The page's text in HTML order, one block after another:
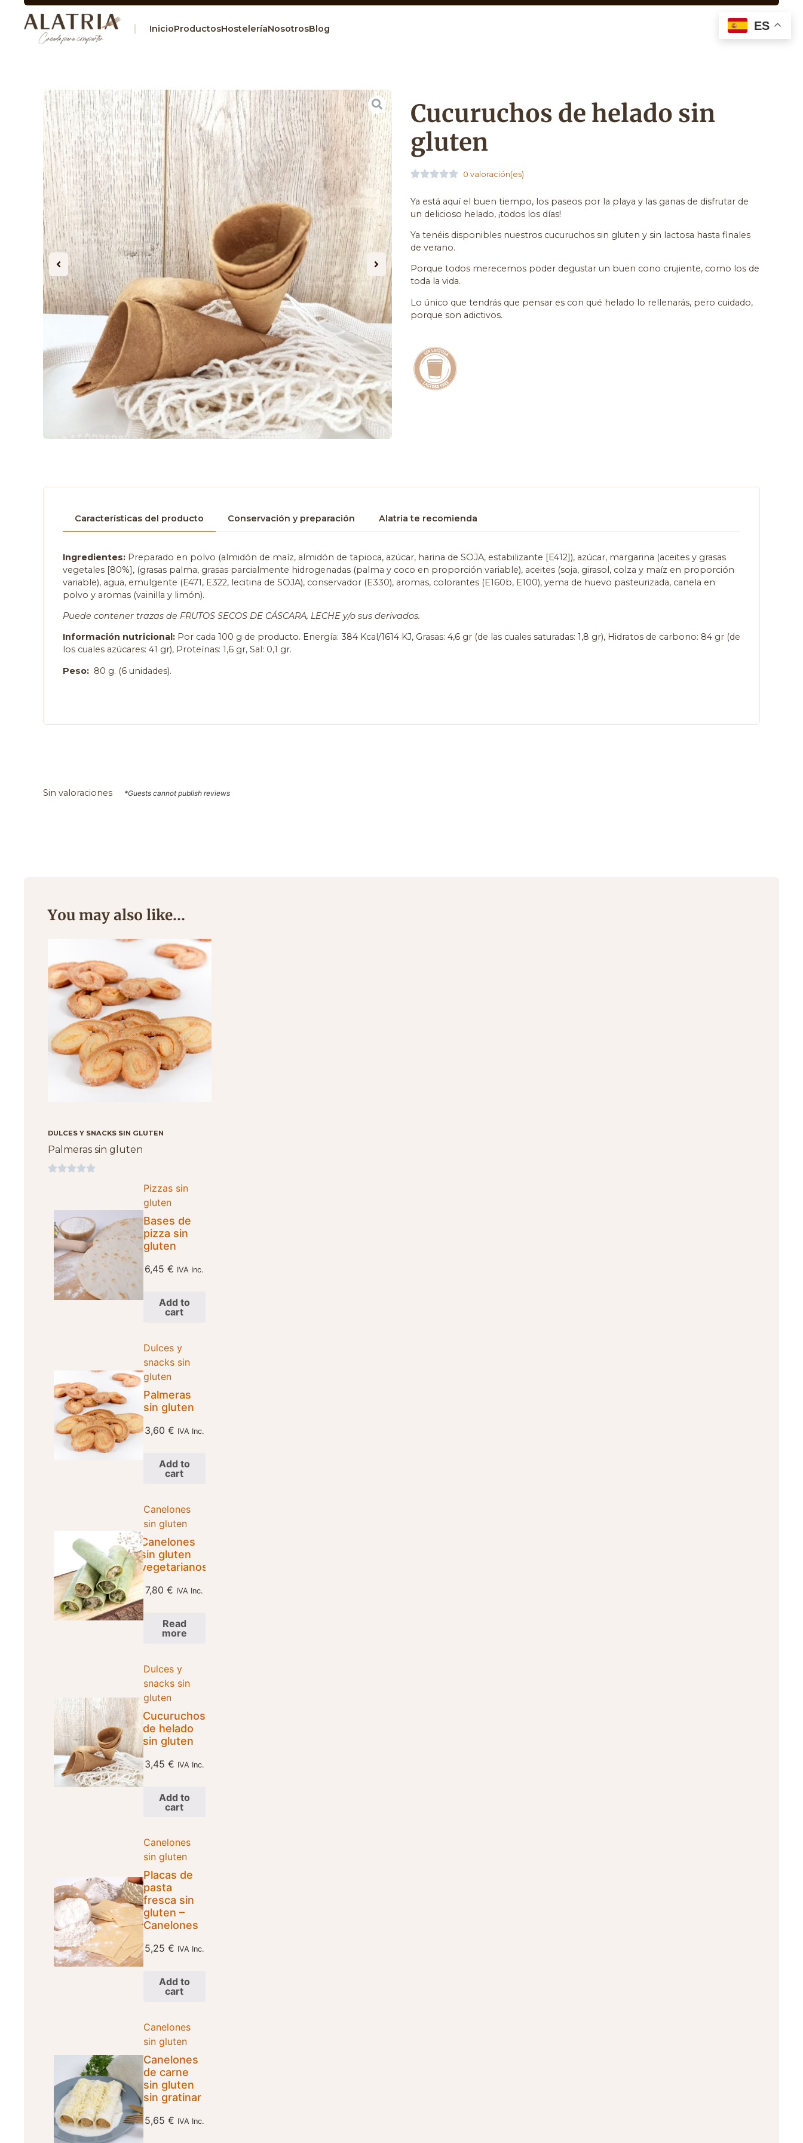
InicioProductosHosteleríaNosotrosBlog
Cucuruchos de helado sin
gluten
 0 valoración(es)
Ya está aquí el buen tiempo, los paseos por la playa y las ganas de disfrutar de
un delicioso helado, ¡todos los días!
Ya tenéis disponibles nuestros cucuruchos sin gluten y sin lactosa hasta finales
de verano.
Porque todos merecemos poder degustar un buen cono crujiente, como los de
toda la vida.
Lo único que tendrás que pensar es con qué helado lo rellenarás, pero cuidado,
porque son adictivos.
Características del producto Conservación y preparación Alatria te recomienda
Ingredientes: Preparado en polvo (almidón de maíz, almidón de tapioca, azúcar, harina de SOJA, estabilizante [E412]), azúcar, margarina (aceites y grasas
vegetales [80%], (grasas palma, grasas parcialmente hidrogenadas (palma y coco en proporción variable), aceites (soja, girasol, colza y maíz en proporción
variable), agua, emulgente (E471, E322, lecitina de SOJA), conservador (E330), aromas, colorantes (E160b, E100), yema de huevo pasteurizada, canela en
polvo y aromas (vainilla y limón).
Puede contener trazas de FRUTOS SECOS DE CÁSCARA, LECHE y/o sus derivados.
Información nutricional: Por cada 100 g de producto. Energía: 384 Kcal/1614 KJ, Grasas: 4,6 gr (de las cuales saturadas: 1,8 gr), Hidratos de carbono: 84 gr (de
los cuales azúcares: 41 gr), Proteínas: 1,6 gr, Sal: 0,1 gr.
Peso: 80 g. (6 unidades).
Sin valoraciones *Guests cannot publish reviews
You may also like…
DULCES Y SNACKS SIN GLUTEN
Palmeras sin gluten

Pizzas sin
gluten
Bases de
pizza sin
gluten
6,45€ IVA Inc.
Add to
cart
Dulces y
snacks sin
gluten
Palmeras
sin gluten
3,60 € IVA Inc.
Add to
cart
Canelones
sin gluten
Canelones
sin gluten
vegetarianos
7,80€ IVA Inc.
Read
more
Dulces y
snacks sin
gluten
Cucuruchos
de helado
sin gluten
3,45 € IVA Inc.
Add to
cart
Canelones
sin gluten
Placas de
pasta
fresca sin
gluten –
Canelones
5,25 € IVA Inc.
Add to
cart
Canelones
sin gluten
Canelones
de carne
sin gluten
sin gratinar
5,65 € IVA Inc.
ES